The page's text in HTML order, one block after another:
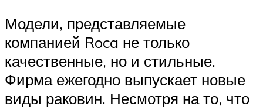
Модели, представляемые
компанией Roca не только
качественные, но и стильные.
Фирма ежегодно выпускает новые
виды раковин. Несмотря на то, что